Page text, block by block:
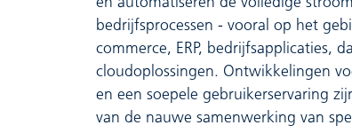
en automatiseren de volledige
bedrijfsprocessen - vooral op het
commerce, ERP, bedrijfsapplicaties,
cloudoplossingen. Ontwikkelingen
en een soepele gebruikerservaring
van de nauwe samenwerking van